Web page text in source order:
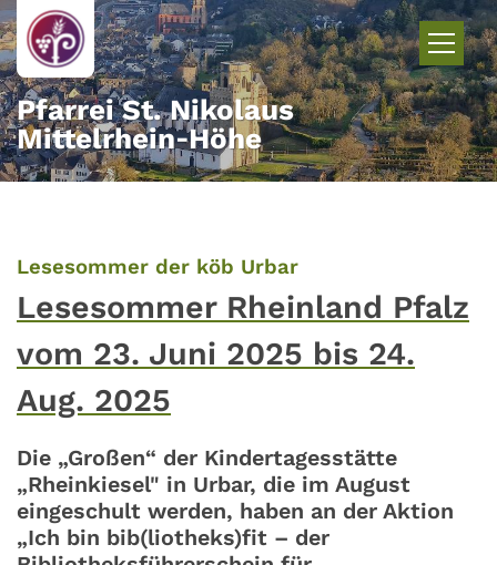
Zum Inhalt springen
Pfarrei St. Nikolaus
Mittelrhein‑Höhe
Lesesommer der köb Urbar:
Lesesommer Rheinland Pfalz
vom 23. Juni 2025 bis 24.
Aug. 2025
Die „Großen“ der Kindertagesstätte
„Rheinkiesel" in Urbar, die im August
eingeschult werden, haben an der Aktion
„Ich bin bib(liotheks)fit – der